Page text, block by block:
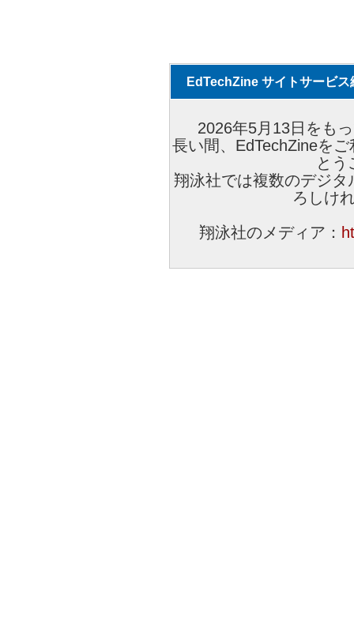
EdTechZine サイトサービス
2026年5月13日をも
長い間、EdTechZineを
とう
翔泳社では複数のデジ
ろしけ
翔泳社のメディア：